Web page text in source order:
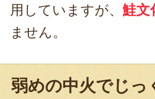
用していますが、 鮭文
ません。
弱めの中火でじっ